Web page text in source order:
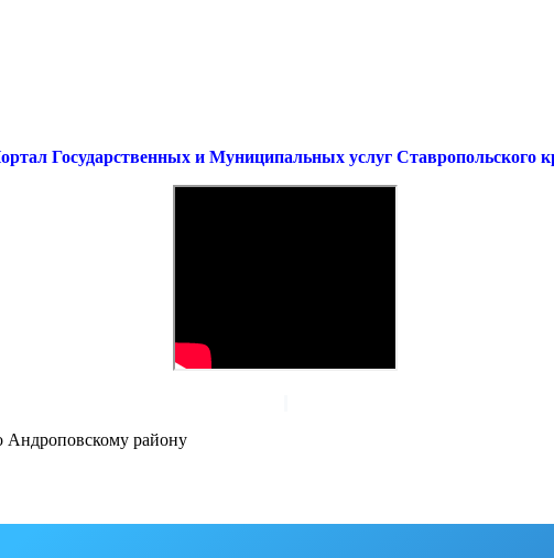
Государственных и Муниципальных услуг Ставропольского
району